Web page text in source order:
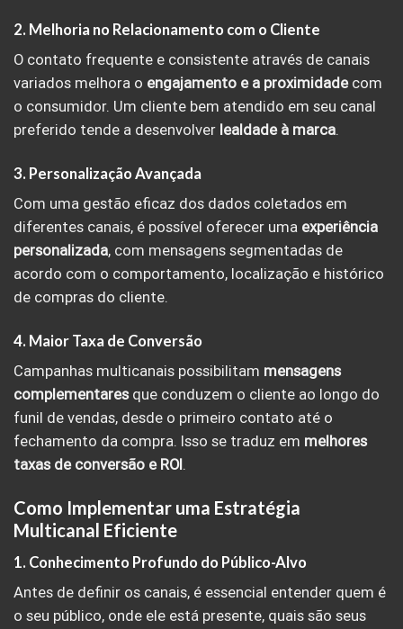
2. Melhoria no Relacionamento com o Cliente
O contato frequente e consistente através de canais
variados melhora o engajamento e a proximidadecom
o consumidor. Um cliente bem atendido em seu canal
preferido tende a desenvolver lealdade à marca.
3. Personalização Avançada
Com uma gestão eficaz dos dados coletados em
diferentes canais, é possível oferecer uma experiência
personalizada, com mensagens segmentadas de
acordo com o comportamento, localização e histórico
de compras do cliente.
4. Maior Taxa de Conversão
Campanhas multicanais possibilitam mensagens
complementaresque conduzem o cliente ao longo do
funil de vendas, desde o primeiro contato até o
fechamento da compra. Isso se traduz em melhores
taxas de conversão e ROI.
Como Implementar uma Estratégia
Multicanal Eficiente
1. Conhecimento Profundo do Público-Alvo
Antes de definir os canais, é essencial entender quem é
o seu público, onde ele está presente, quais são seus